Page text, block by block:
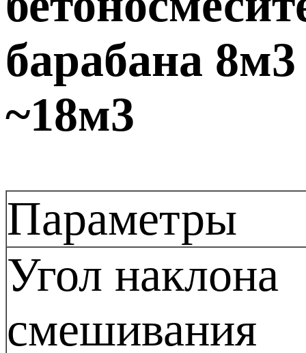
барабана 8м3
~18м3
Параметры
Угол наклона
смешивания